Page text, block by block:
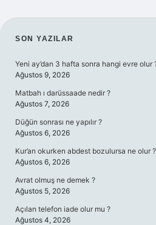
SIDEBAR
SON YAZILAR
Yeni ay’dan 3 hafta sonra hangi evre olur
Ağustos 9, 2026
Matbah ı darüssaade nedir ?
Ağustos 7, 2026
Düğün sonrası ne yapılır ?
Ağustos 6, 2026
Kur’an okurken abdest bozulursa ne olur ?
Ağustos 6, 2026
Avrat olmuş ne demek ?
Ağustos 5, 2026
Açılan telefon iade olur mu ?
Ağustos 4, 2026